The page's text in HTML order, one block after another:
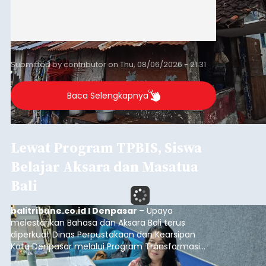
Submitted bycontributoronThu, 08/06/2026 - 21:31
Baca Selengkapnya
Lewat Program TPBIS, Siswa
Belajar Aksara dan Masatua
Bali
balitribune.co.id I Denpasar – Upaya
melestarikan Bahasa dan Aksara Bali terus
diperkuat Dinas Perpustakaan dan Kearsipan
Kota Denpasar melalui Program Transformasi
Perpustakaan Berbasis Inklusi Sosial (TPBIS).